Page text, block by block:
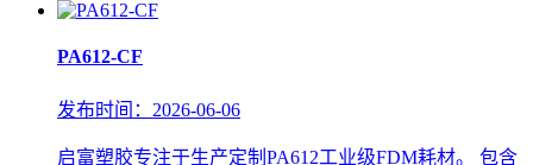
PA612-CF
发布时间：2026-06-06
启富塑胶专注于生产定制PA612工业级FDM耗材。 包含